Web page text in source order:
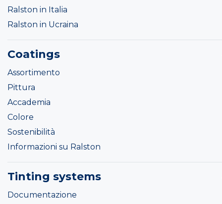
Ralston in Italia
Ralston in Ucraina
Coatings
Assortimento
Pittura
Accademia
Colore
Sostenibilità
Informazioni su Ralston
Tinting systems
Documentazione